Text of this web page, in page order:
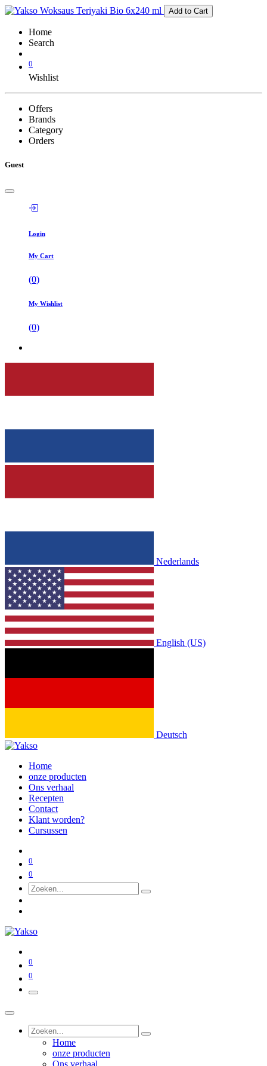
Add to Cart
Home
Search
0
Wishlist
Offers
Brands
Category
Orders
Guest
Login
My Cart
(0)
My Wishlist
(0)
Nederlands
English (US)
Deutsch
Home
onze producten
Ons verhaal
Recepten
Contact
Klant worden?
Cursussen
0
0
0
0
Home
onze producten
Ons verhaal